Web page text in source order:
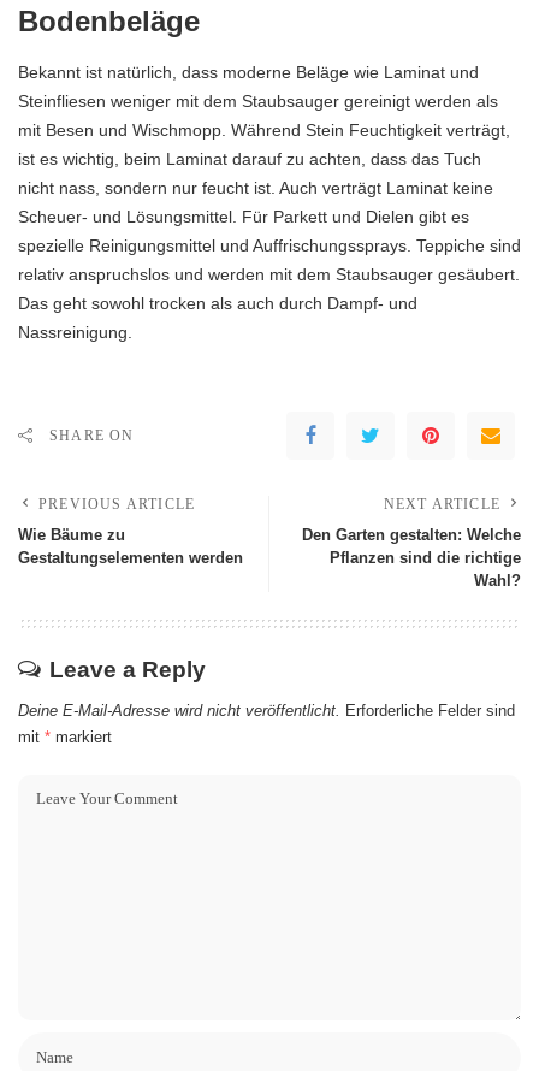
Bodenbeläge
Bekannt ist natürlich, dass moderne Beläge wie Laminat und
Steinfliesen weniger mit dem Staubsauger gereinigt werden als
mit Besen und Wischmopp. Während Stein Feuchtigkeit verträgt,
ist es wichtig, beim Laminat darauf zu achten, dass das Tuch
nicht nass, sondern nur feucht ist. Auch verträgt Laminat keine
Scheuer- und Lösungsmittel. Für Parkett und Dielen gibt es
spezielle Reinigungsmittel und Auffrischungssprays. Teppiche sind
relativ anspruchslos und werden mit dem Staubsauger gesäubert.
Das geht sowohl trocken als auch durch Dampf- und
Nassreinigung.
SHARE ON
PREVIOUS ARTICLE
Wie Bäume zu
Gestaltungselementen werden
NEXT ARTICLE
Den Garten gestalten: Welche
Pflanzen sind die richtige
Wahl?
Leave a Reply
Deine E-Mail-Adresse wird nicht veröffentlicht. Erforderliche Felder sind
mit * markiert